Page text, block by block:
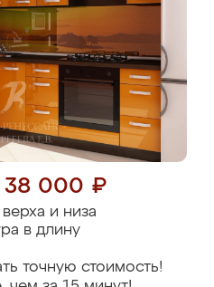
38 000 ₽
и низа
в длину
точную стоимость!